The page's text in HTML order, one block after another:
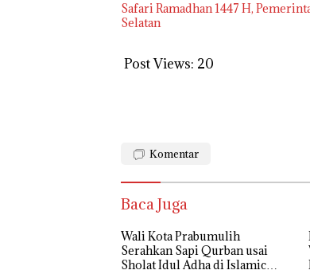
Safari Ramadhan 1447 H,
Selatan
Post Views: 20
Komentar
Baca Juga
Wali Kota Prabumulih
Serahkan Sapi Qurban usai
Sholat Idul Adha di Islamic